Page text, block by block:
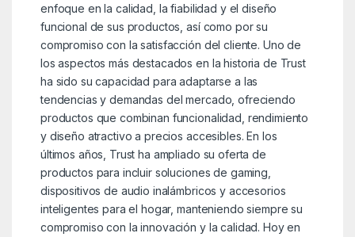
enfoque en la calidad, la fiabilidad y el diseño
funcional de sus productos, así como por su
compromiso con la satisfacción del cliente. Uno de
los aspectos más destacados en la historia de Trust
ha sido su capacidad para adaptarse a las
tendencias y demandas del mercado, ofreciendo
productos que combinan funcionalidad, rendimiento
y diseño atractivo a precios accesibles. En los
últimos años, Trust ha ampliado su oferta de
productos para incluir soluciones de gaming,
dispositivos de audio inalámbricos y accesorios
inteligentes para el hogar, manteniendo siempre su
compromiso con la innovación y la calidad. Hoy en